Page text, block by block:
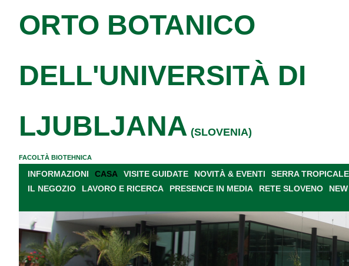
ORTO BOTANICO
DELL'UNIVERSITÀ DI
LJUBLJANA (SLOVENIA)
FACOLTÀ BIOTEHNICA
INFORMAZIONI CASA VISITE GUIDATE NOVITÀ & EVENTI SERRA TROPICALE
IL NEGOZIO
LAVORO E RICERCA PRESENCE IN MEDIA RETE SLOVENO